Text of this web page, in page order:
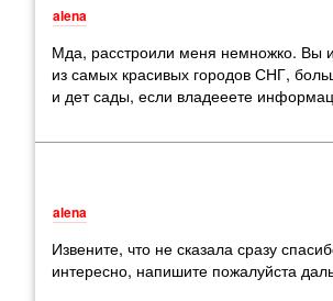
alena
Мда, расстроили меня немножко. Вы
из самых красивых городов СНГ,
и дет сады, если владееете
alena
Извените, что не сказала сразу
интересно, напишите пожалуйста